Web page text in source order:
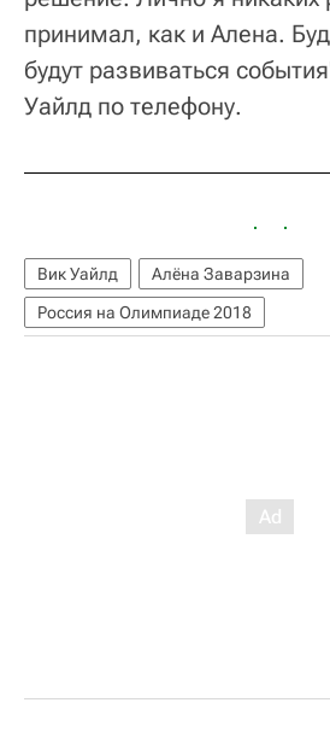
принимал, как и Алена.
будут развиваться
Уайлд по телефону.
Вик Уайлд
Алёна Заварзина
Россия на Олимпиаде 2018